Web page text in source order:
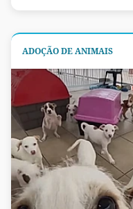
ADOÇÃO DE ANIMAIS